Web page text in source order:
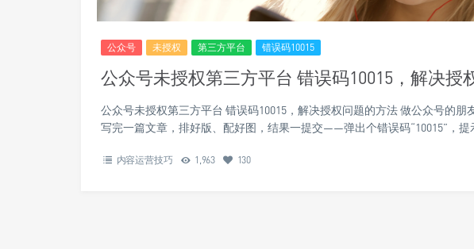
公众号 未授权 第三方平台 错误码10015
公众号未授权第三方平台 错误码10015，解决授
公众号未授权第三方平台 错误码10015，解决授权问题的方法 做公众号的
写完一篇文章，排好版、配好图，结果一提交——弹出个错误码“10015”，提
内容运营技巧 1,963 130